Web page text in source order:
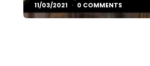
11/03/2021 0 COMMENTS